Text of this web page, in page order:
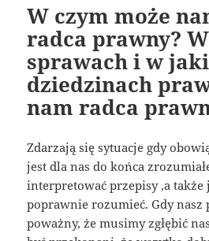
W czym może
radca prawny?
sprawach i w
dziedzinach
nam radca
Zdarzają się sytuacje gdy
jest dla nas do końca
interpretować przepisy ,a
poprawnie rozumieć. Gdy
poważny, że musimy zgłębić